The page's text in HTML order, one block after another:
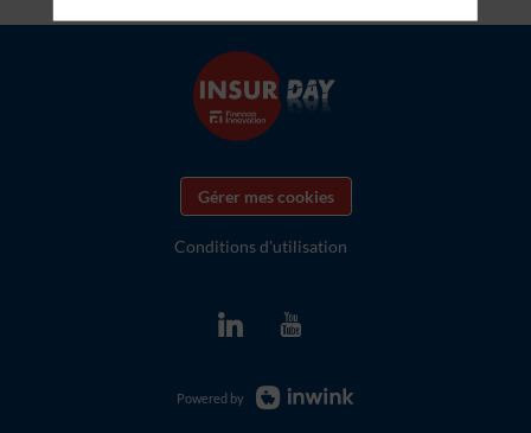
Gérer mes cookies
Conditions d'utilisation
Powered by